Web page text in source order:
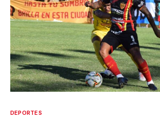
DEPORTES